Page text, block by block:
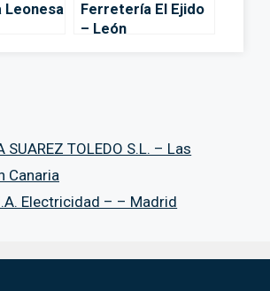
Ferretería El Ejido
– León
SUAREZ TOLEDO S.L. – Las
Canaria
Electricidad – – Madrid